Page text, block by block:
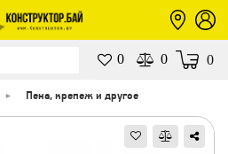
0 0 0
Пена, крепеж и другое